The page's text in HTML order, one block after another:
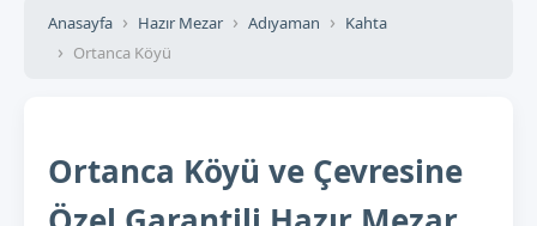
Anasayfa Hazır Mezar Adıyaman
Kahta
Ortanca Köyü
Ortanca Köyü ve Çevresine